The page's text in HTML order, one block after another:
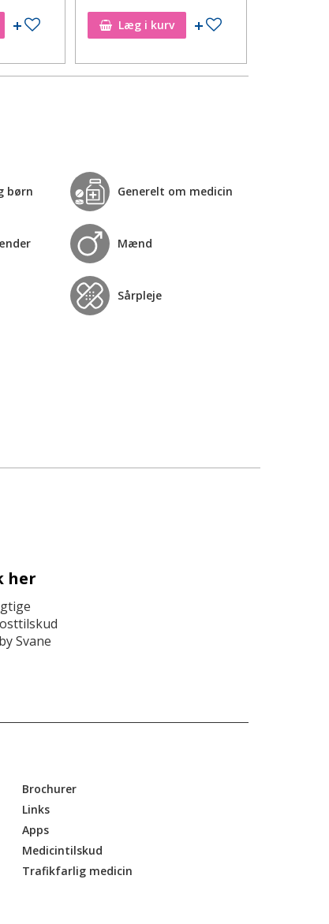
Tilføj til ønskeseddelLæg i kurv Tilføj til ønskeseddel
børn Generelt om medicin
Mænd
Sårpleje
her
Svane
Brochurer
Links
Apps
Medicintilskud
Trafikfarlig medicin